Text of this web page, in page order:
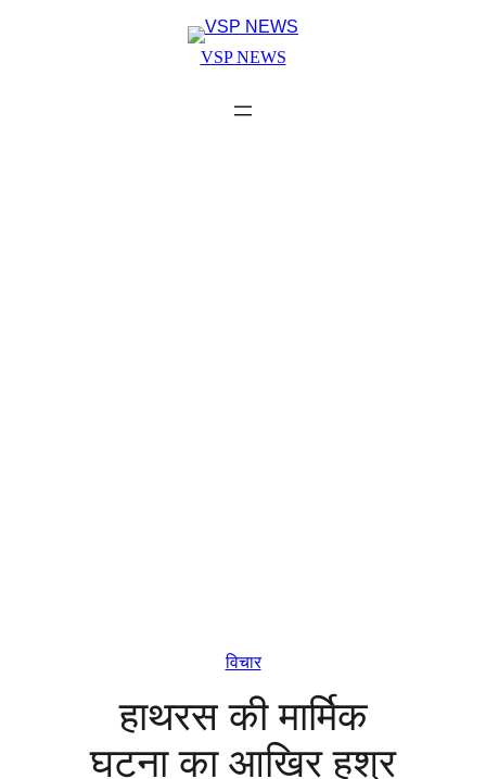
VSP NEWS
विचार
हाथरस की मार्मिक
घटना का आखिर हश्र